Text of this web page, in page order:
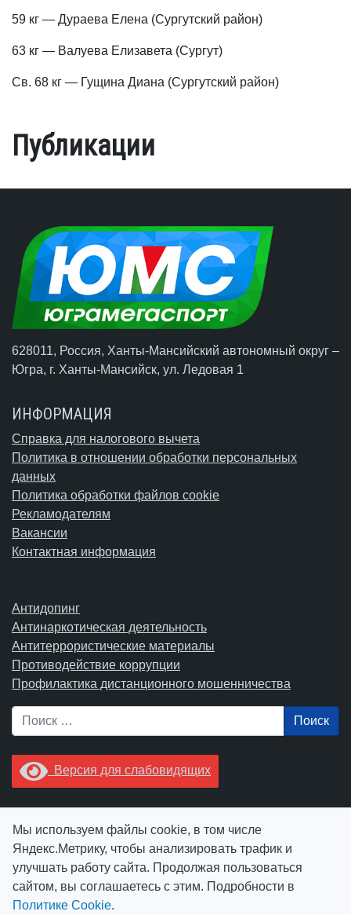
59 кг — Дураева Елена (Сургутский район)
63 кг — Валуева Елизавета (Сургут)
Св. 68 кг — Гущина Диана (Сургутский район)
Публикации
628011, Россия, Ханты-Мансийский автономный округ –
Югра, г. Ханты-Мансийск, ул. Ледовая 1
ИНФОРМАЦИЯ
Справка для налогового вычета
Политика в отношении обработки персональных
данных
Политика обработки файлов cookie
Рекламодателям
Вакансии
Контактная информация
Антидопинг
Антинаркотическая деятельность
Антитеррористические материалы
Противодействие коррупции
Профилактика дистанционного мошенничества
Поиск
Версия для слабовидящих
Ctrl+Enter.
Мы используем файлы cookie, в том числе
Яндекс.Метрику, чтобы анализировать трафик и
улучшать работу сайта. Продолжая пользоваться
сайтом, вы соглашаетесь с этим. Подробности в
Политике Cookie.